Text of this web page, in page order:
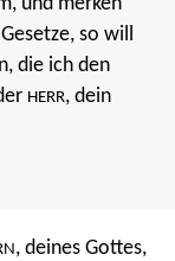
so will
die ich den
HERR, dein
, deines Gottes,